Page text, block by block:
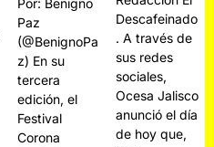
Paz
(@BenignoPa
z) En su
tercera
edición, el
Festival
Corona
Descafeinado
. A través de
sus redes
sociales,
Ocesa Jalisco
anunció el día
de hoy que,